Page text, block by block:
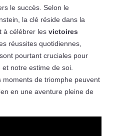
le succès. Selon le
la clé réside dans la
à célébrer les victoires
réussites quotidiennes,
pourtant cruciales pour
notre estime de soi.
moments de triomphe peuvent
en une aventure pleine de